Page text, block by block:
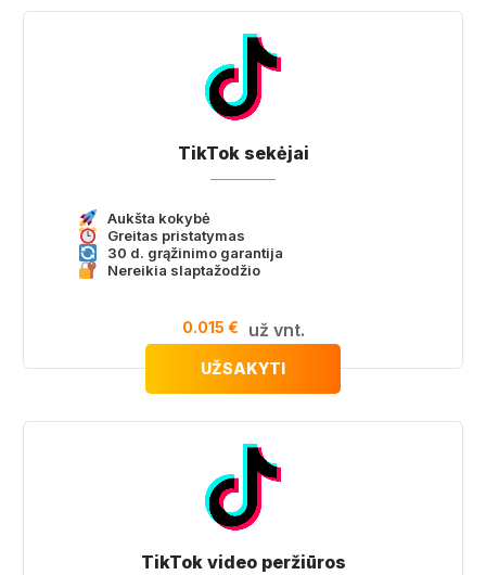
TikTok sekėjai
Aukšta kokybė
Greitas pristatymas
30 d. grąžinimo garantija
Nereikia slaptažodžio
0.015 € už vnt.
UŽSAKYTI
TikTok video peržiūros